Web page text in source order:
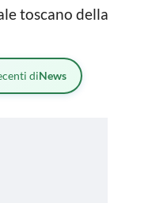
toscano della
diNews